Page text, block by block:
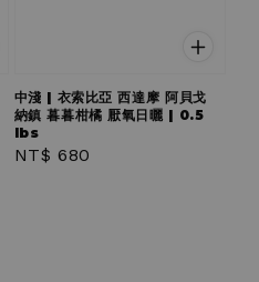
中淺 | 衣索比亞 西達摩 阿貝戈
納鎮 暮暮柑橘 厭氧日曬 | 0.5
lbs
Regular
NT$ 680